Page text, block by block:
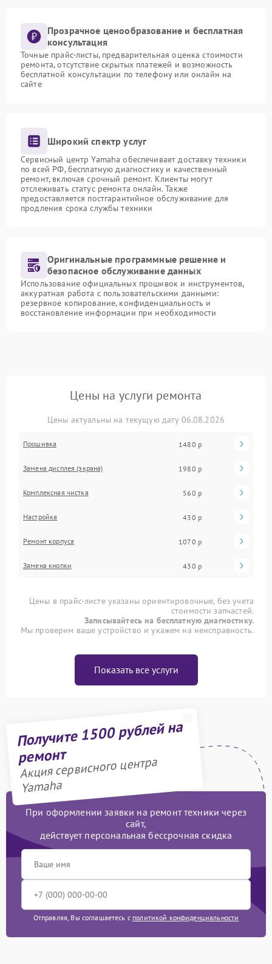
Прозрачное ценообразование и бесплатная
консультация
Точные прайс-листы, предварительная оценка стоимости
ремонта, отсутствие скрытых платежей и возможность
бесплатной консультации по телефону или онлайн на
сайте
Широкий спектр услуг
Сервисный центр Yamaha обеспечивает доставку техники
по всей РФ, бесплатную диагностику и качественный
ремонт, включая срочный ремонт. Клиенты могут
отслеживать статус ремонта онлайн. Также
предоставляется постгарантийное обслуживание для
продления срока службы техники
Оригинальные программные решение и
безопасное обслуживание данных
Использование официальных прошивок и инструментов,
аккуратная работа с пользовательскими данными:
резервное копирование, конфиденциальность и
восстановление информации при необходимости
Цены на услуги ремонта
Цены актуальны на текущую дату 06.08.2026
Прошивка 1480 р
Замена дисплея (экрана) 1980 р
Комплексная чистка 560 р
Настройка 430 р
Ремонт корпуса 1070 р
Замена кнопки 430 р
Цены в прайс-листе указаны ориентировочные, без учета
стоимости запчастей.
Записывайтесь на бесплатную диагностику.
Мы проверим ваше устройство и укажем на неисправность.
Показать все услуги
Получите 1500 рублей на
ремонт
Акция сервисного центра
Yamaha
При оформлении заявки на ремонт техники через
сайт,
действует персональная бессрочная скидка
Отправляя, Вы соглашаетесь с политикой конфиденциальности